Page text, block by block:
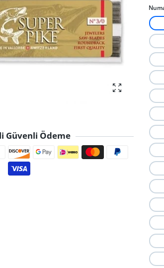
fotoğrafı
Güvenli Ödeme
Ödeme yöntemleri